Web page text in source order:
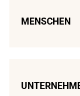
MENSCHEN